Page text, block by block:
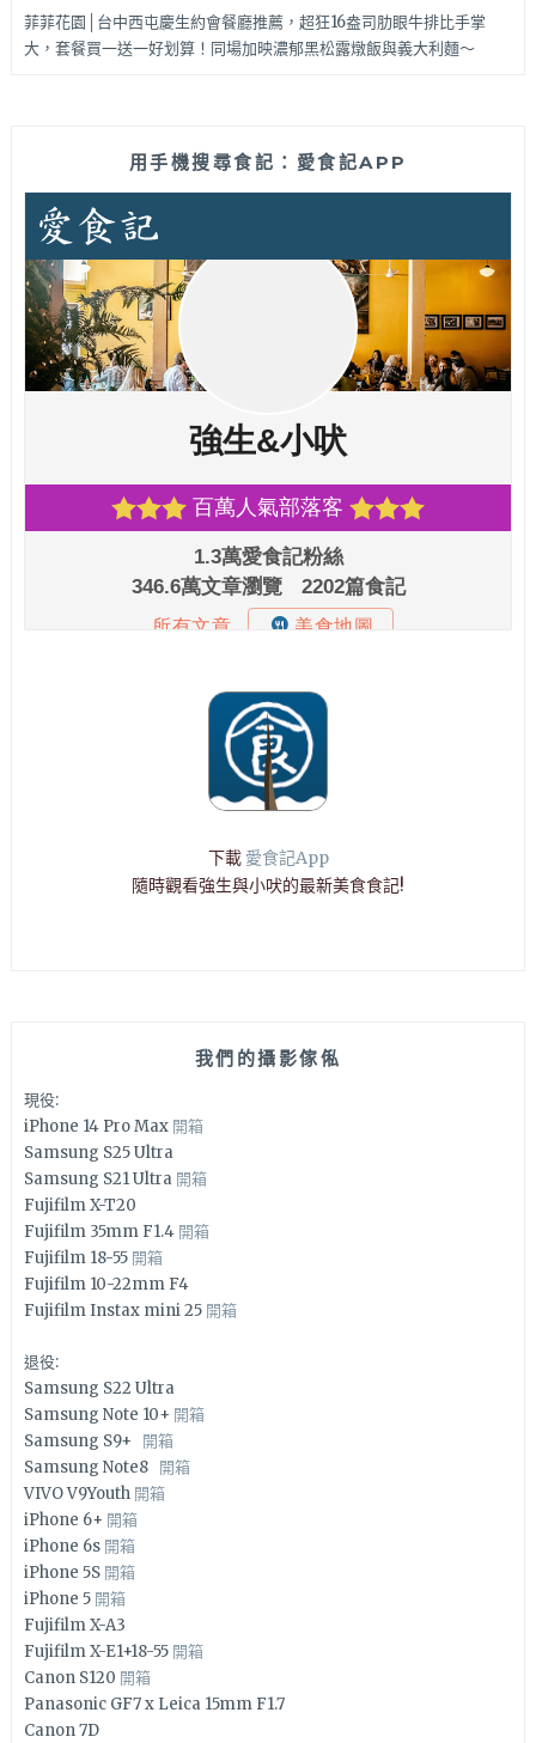
菲菲花園│台中西屯慶生約會餐廳推薦，超狂16盎司肋眼牛排比手掌
大，套餐買一送一好划算！同場加映濃郁黑松露燉飯與義大利麵～
用手機搜尋食記：愛食記APP
下載 愛食記App
隨時觀看強生與小吠的最新美食食記!
我們的攝影傢俬
現役:
iPhone 14 Pro Max 開箱
Samsung S25 Ultra
Samsung S21 Ultra 開箱
Fujifilm X-T20
Fujifilm 35mm F1.4 開箱
Fujifilm 18-55 開箱
Fujifilm 10-22mm F4
Fujifilm Instax mini 25 開箱
退役:
Samsung S22 Ultra
Samsung Note 10+ 開箱
Samsung S9+ 開箱
Samsung Note8 開箱
VIVO V9Youth 開箱
iPhone 6+ 開箱
iPhone 6s 開箱
iPhone 5S 開箱
iPhone 5 開箱
Fujifilm X-A3
Fujifilm X-E1+18-55 開箱
Canon S120 開箱
Panasonic GF7 x Leica 15mm F1.7
Canon 7D